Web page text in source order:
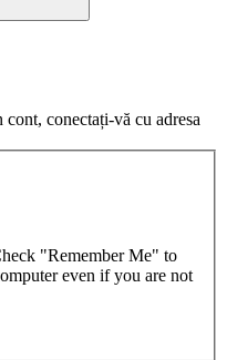
cont, conectați-vă cu adresa
"Remember Me" to
even if you are not